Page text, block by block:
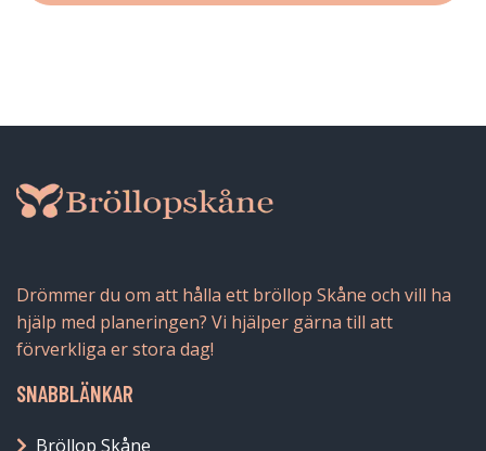
Drömmer du om att hålla ett bröllop Skåne och vill ha
hjälp med planeringen? Vi hjälper gärna till att
förverkliga er stora dag!
SNABBLÄNKAR
Bröllop Skåne